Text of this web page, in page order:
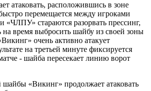
атаковать, расположившись в зоне
перемещается между игроками
«ЧЛПУ» стараются разорвать прессинг,
на время выбросить шайбу из своей зоны
очень активно атакует
на третьей минуте фиксируется
- шайба пересекает линию ворот
«Викинг» продолжает атаковать